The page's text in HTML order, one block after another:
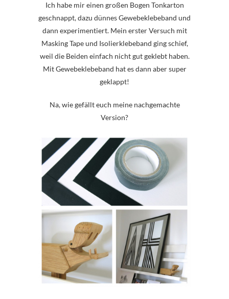
Ich habe mir einen großen Bogen Tonkarton
geschnappt, dazu dünnes Gewebeklebeband und
dann experimentiert. Mein erster Versuch mit
Masking Tape und Isolierklebeband ging schief,
weil die Beiden einfach nicht gut geklebt haben.
Mit Gewebeklebeband hat es dann aber super
geklappt!
Na, wie gefällt euch meine nachgemachte
Version?